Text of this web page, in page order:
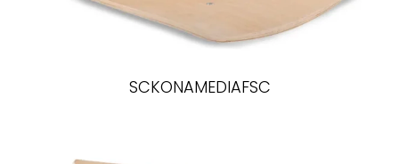
SCKONAMEDIAFSC